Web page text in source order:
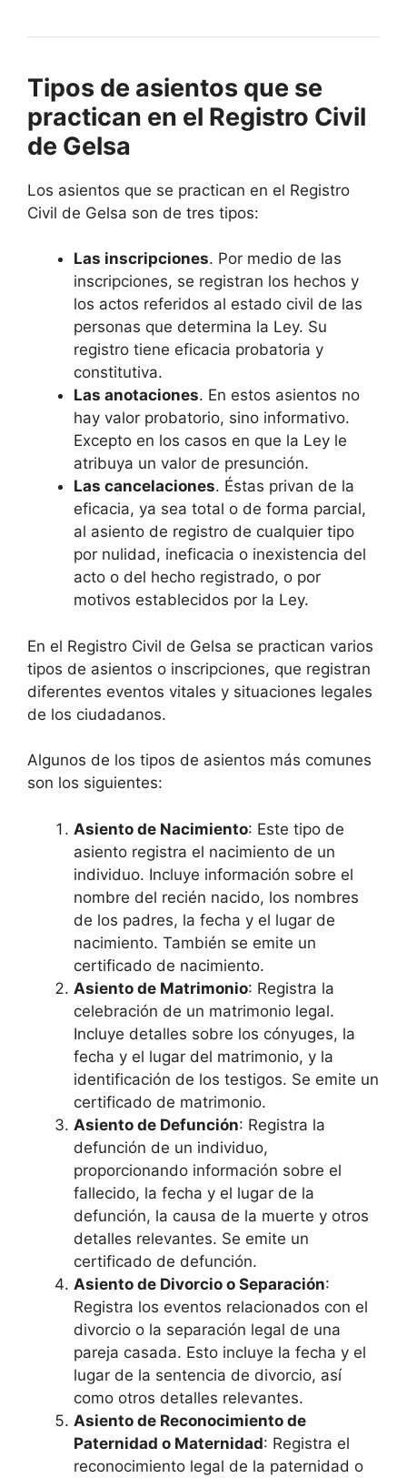
Tipos de asientos que se
practican en el Registro Civil
de Gelsa
Los asientos que se practican en el Registro
Civil de Gelsa son de tres tipos:
Las inscripciones. Por medio de las
inscripciones, se registran los hechos y
los actos referidos al estado civil de las
personas que determina la Ley. Su
registro tiene eficacia probatoria y
constitutiva.
Las anotaciones. En estos asientos no
hay valor probatorio, sino informativo.
Excepto en los casos en que la Ley le
atribuya un valor de presunción.
Las cancelaciones. Éstas privan de la
eficacia, ya sea total o de forma parcial,
al asiento de registro de cualquier tipo
por nulidad, ineficacia o inexistencia del
acto o del hecho registrado, o por
motivos establecidos por la Ley.
En el Registro Civil de Gelsa se practican varios
tipos de asientos o inscripciones, que registran
diferentes eventos vitales y situaciones legales
de los ciudadanos.
Algunos de los tipos de asientos más comunes
son los siguientes:
Asiento de Nacimiento: Este tipo de
asiento registra el nacimiento de un
individuo. Incluye información sobre el
nombre del recién nacido, los nombres
de los padres, la fecha y el lugar de
nacimiento. También se emite un
certificado de nacimiento.
Asiento de Matrimonio: Registra la
celebración de un matrimonio legal.
Incluye detalles sobre los cónyuges, la
fecha y el lugar del matrimonio, y la
identificación de los testigos. Se emite un
certificado de matrimonio.
Asiento de Defunción: Registra la
defunción de un individuo,
proporcionando información sobre el
fallecido, la fecha y el lugar de la
defunción, la causa de la muerte y otros
detalles relevantes. Se emite un
certificado de defunción.
Asiento de Divorcio o Separación:
Registra los eventos relacionados con el
divorcio o la separación legal de una
pareja casada. Esto incluye la fecha y el
lugar de la sentencia de divorcio, así
como otros detalles relevantes.
Asiento de Reconocimiento de
Paternidad o Maternidad: Registra el
reconocimiento legal de la paternidad o